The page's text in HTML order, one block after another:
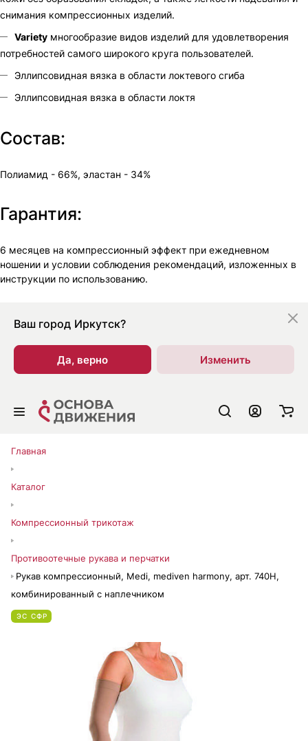
снимания компрессионных изделий.
Variety многообразие видов изделий для удовлетворения
потребностей самого широкого круга пользователей.
Эллипсовидная вязка в области локтевого сгиба
Эллипсовидная вязка в области локтя
Состав:
Полиамид - 66%, эластан - 34%
Гарантия:
6 месяцев на компрессионный эффект при ежедневном
ношении и условии соблюдения рекомендаций, изложенных в
инструкции по использованию.
Ваш город Иркутск?
Да, верно Изменить
Главная
Каталог
Компрессионный трикотаж
Противоотечные рукава и перчатки
Рукав компрессионный, Medi, mediven harmony, арт. 740H,
комбинированный с наплечником
ЭС СФР